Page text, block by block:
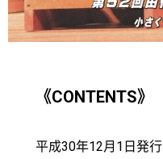
《CONTENTS》
平成30年12月1日発行